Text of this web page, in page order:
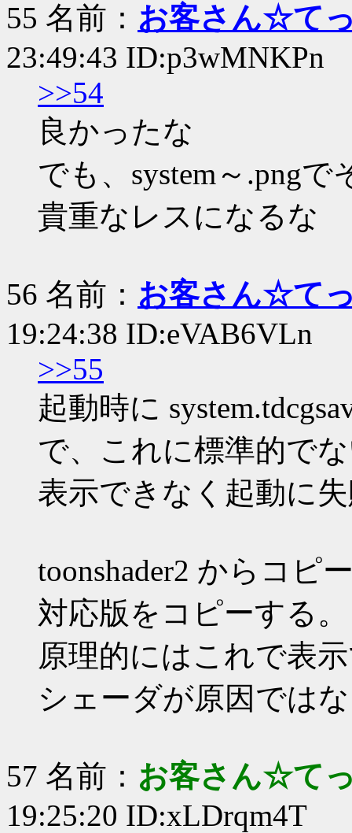
55 名前： お客さん☆て
23:49:43 ID:p3wMNKPn
>>54
良かったな
でも、system～.png
貴重なレスになるな
56 名前： お客さん☆て
19:24:38 ID:eVAB6VLn
>>55
起動時に
で、これに標準的で
表示できなく起動に
toonshader2 からコピ
対応版をコピーする。
原理的にはこれで表
シェーダが原因では
57 名前： お客さん☆て
19:25:20 ID:xLDrqm4T